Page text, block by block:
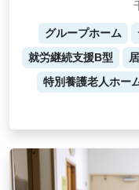
グループホーム
就労継続支援B型
特別養護老人ホー